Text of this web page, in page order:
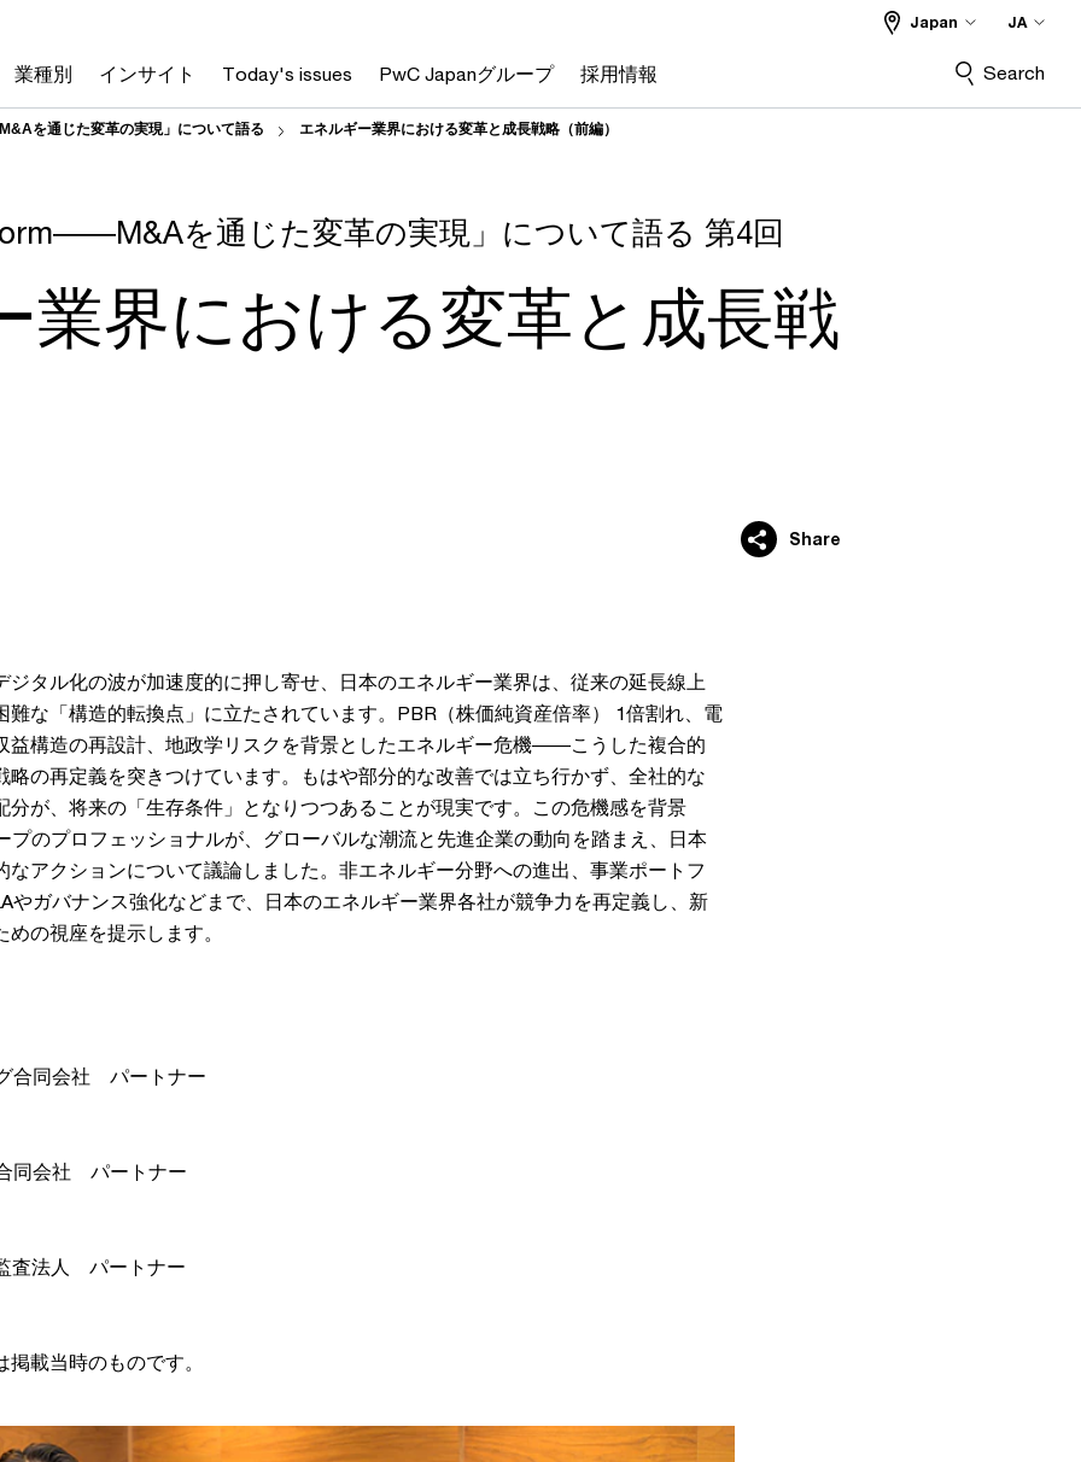
業種別 インサイト Today's issues PwC Japanグループ 採用情報
Japan JA
Search
を通じた変革の実現」について語る エネルギー業界における変革と成長戦略（前編）
を通じた変革の実現」について語る 第4回
業界における変革と成長戦
Share
ジタル化の波が加速度的に押し寄せ、日本のエネルギー業界は、従来の延長線上
難な「構造的転換点」に立たされています。PBR（株価純資産倍率） 1倍割れ、電
益構造の再設計、地政学リスクを背景としたエネルギー危機――こうした複合的
略の再定義を突きつけています。もはや部分的な改善では立ち行かず、全社的な
分が、将来の「生存条件」となりつつあることが現実です。この危機感を背景
プのプロフェッショナルが、グローバルな潮流と先進企業の動向を踏まえ、日本
なアクションについて議論しました。非エネルギー分野への進出、事業ポートフ
やガバナンス強化などまで、日本のエネルギー業界各社が競争力を再定義し、新
の視座を提示します。
合同会社 パートナー
同会社 パートナー
査法人 パートナー
載当時のものです。